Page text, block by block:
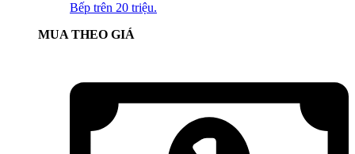
Bếp trên 20 triệu.
MUA THEO GIÁ